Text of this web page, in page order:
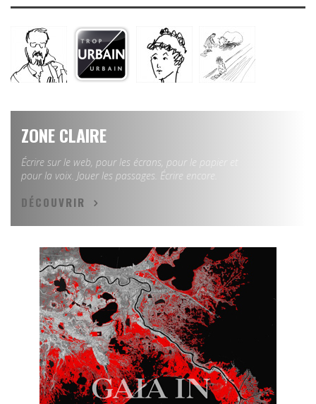
ZONE CLAIRE
Écrire sur le web, pour les écrans, pour le papier et
pour la voix. Jouer les passages. Écrire encore.
DÉCOUVRIR